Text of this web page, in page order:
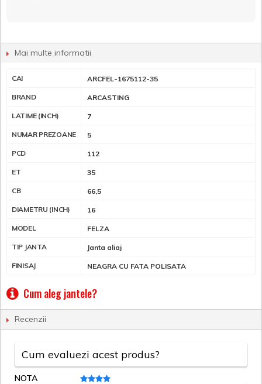
Mai multe informatii
CAI ARCFEL-1675112-35
BRAND ARCASTING
LATIME (INCH) 7
NUMAR PREZOANE 5
PCD 112
ET 35
CB 66,5
DIAMETRU (INCH) 16
MODEL FELZA
TIP JANTA Janta aliaj
FINISAJ NEAGRA CU FATA POLISATA
Cum aleg jantele?
Recenzii
Cum evaluezi acest produs?
NOTA